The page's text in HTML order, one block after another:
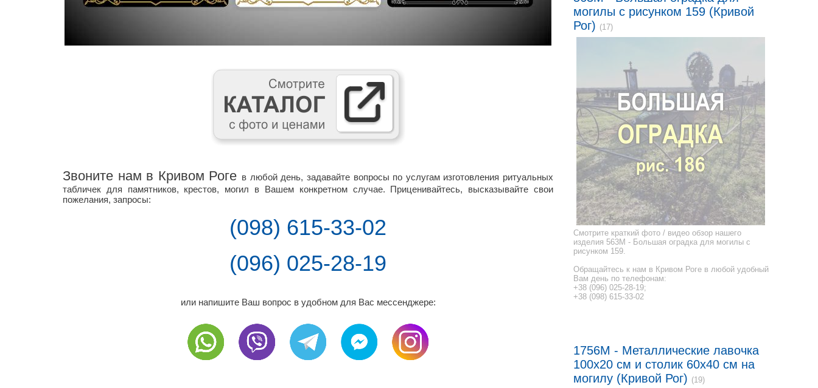
Звоните нам в Кривом Роге в любой день, задавайте вопросы по услугам изготовления ритуальных
табличек для памятников, крестов, могил в Вашем конкретном случае. Приценивайтесь, высказывайте свои
пожелания, запросы:
(098) 615-33-02
(096) 025-28-19
или напишите Ваш вопрос в удобном для Вас мессенджере:
могилы с рисунком 159 (Кривой
Рог) (17)
Смотрите краткий фото / видео обзор нашего
изделия 563M - Большая оградка для могилы с
рисунком 159.
Обращайтесь к нам в Кривом Роге в любой удобный
Вам день по телефонам:
+38 (096) 025-28-19;
+38 (098) 615-33-02
1756M - Металлические лавочка
100x20 см и столик 60x40 см на
могилу (Кривой Рог) (19)